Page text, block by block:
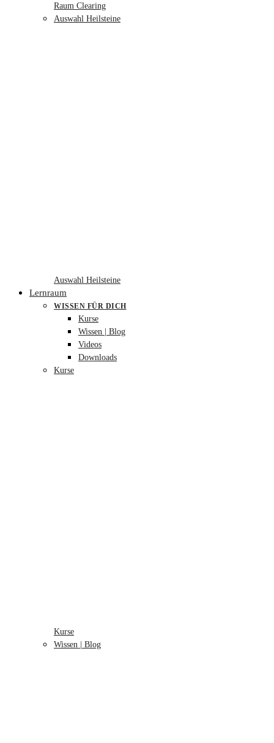
Raum Clearing
Auswahl Heilsteine
Auswahl Heilsteine
Lernraum
WISSEN FÜR DICH
Kurse
Wissen | Blog
Videos
Downloads
Kurse
Kurse
Wissen | Blog